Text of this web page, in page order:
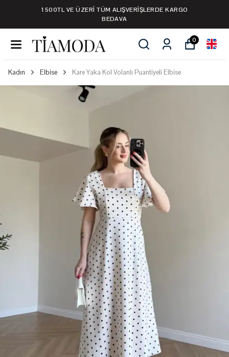
1500TL VE ÜZERİ TÜM ALIŞVERİŞLERDE KARGO
BEDAVA
0
Kadın Elbise Kare Yaka Kol Volanlı Puantiyeli Elbise